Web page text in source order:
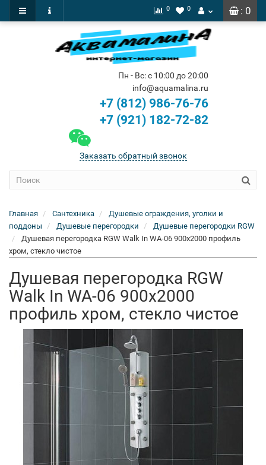
: 0
0 0
Пн - Вс: с 10:00 до 20:00
info@aquamalina.ru
+7 (812) 986-76-76
+7 (921) 182-72-82
Заказать обратный звонок
Главная Сантехника
Душевые ограждения, уголки и
поддоны
Душевые перегородки
Душевые перегородки RGW
Душевая перегородка RGW Walk In WA-06 900x2000 профиль
хром, стекло чистое
Душевая перегородка RGW
Walk In WA-06 900x2000
профиль хром, стекло чистое